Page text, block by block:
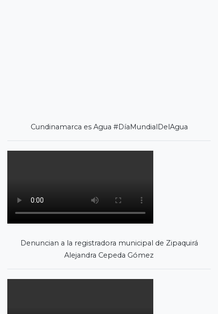
Cundinamarca es Agua #DíaMundialDelAgua
Denuncian a la registradora municipal de Zipaquirá
Alejandra Cepeda Gómez